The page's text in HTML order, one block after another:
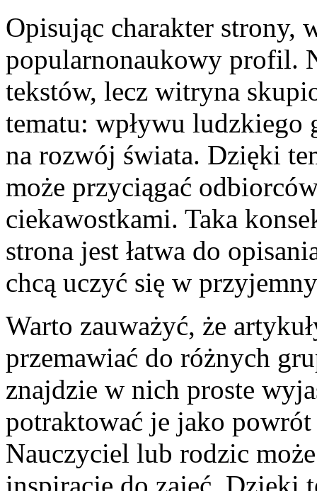
Opisując charakter strony,
popularnonaukowy profil.
tekstów, lecz witryna
tematu: wpływu
na rozwój świata. Dzięki
może przyciągać
ciekawostkami. Taka
strona jest łatwa do
chcą uczyć się w
Warto zauważyć, że
przemawiać do różnych
znajdzie w nich proste
potraktować je jako powrót
Nauczyciel lub rodzic
inspirację do zajęć. Dzięki